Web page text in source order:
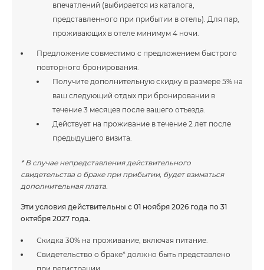
впечатлений (выбирается из каталога,
представленного при прибытии в отель). Для пар,
проживающих в отеле минимум 4 ночи.
Предложение совместимо с предложением быстрого
повторного бронирования.
Получите дополнительную скидку в размере 5% на
ваш следующий отдых при бронировании в
течение 3 месяцев после вашего отъезда.
Действует на проживание в течение 2 лет после
предыдущего визита.
* В случае непредставления действительного
свидетельства о браке при прибытии, будет взиматься
дополнительная плата.
Эти условия действительны с 01 ноября 2026 года по 31
октября 2027 года.
Скидка 30% на проживание, включая питание.
Свидетельство о браке* должно быть представлено